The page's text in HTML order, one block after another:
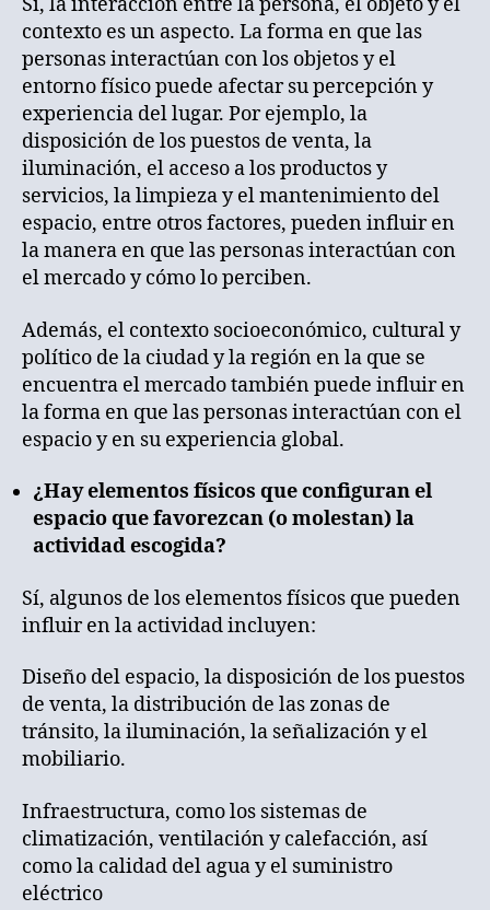
Sí, la interacción entre la persona, el objeto y el
contexto es un aspecto. La forma en que las
personas interactúan con los objetos y el
entorno físico puede afectar su percepción y
experiencia del lugar. Por ejemplo, la
disposición de los puestos de venta, la
iluminación, el acceso a los productos y
servicios, la limpieza y el mantenimiento del
espacio, entre otros factores, pueden influir en
la manera en que las personas interactúan con
el mercado y cómo lo perciben.
Además, el contexto socioeconómico, cultural y
político de la ciudad y la región en la que se
encuentra el mercado también puede influir en
la forma en que las personas interactúan con el
espacio y en su experiencia global.
¿Hay elementos físicos que configuran el
espacio que favorezcan (o molestan) la
actividad escogida?
Sí, algunos de los elementos físicos que pueden
influir en la actividad incluyen:
Diseño del espacio, la disposición de los puestos
de venta, la distribución de las zonas de
tránsito, la iluminación, la señalización y el
mobiliario.
Infraestructura, como los sistemas de
climatización, ventilación y calefacción, así
como la calidad del agua y el suministro
eléctrico